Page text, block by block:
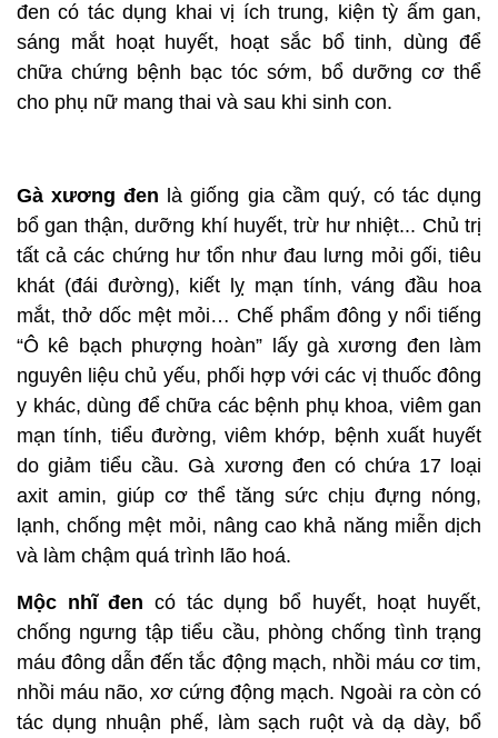
đen có tác dụng khai vị ích trung, kiện tỳ ấm gan,
sáng mắt hoạt huyết, hoạt sắc bổ tinh, dùng để
chữa chứng bệnh bạc tóc sớm, bổ dưỡng cơ thể
cho phụ nữ mang thai và sau khi sinh con.
Gà xương đen là giống gia cầm quý, có tác dụng
bổ gan thận, dưỡng khí huyết, trừ hư nhiệt... Chủ trị
tất cả các chứng hư tổn như đau lưng mỏi gối, tiêu
khát (đái đường), kiết lỵ mạn tính, váng đầu hoa
mắt, thở dốc mệt mỏi… Chế phẩm đông y nổi tiếng
“Ô kê bạch phượng hoàn” lấy gà xương đen làm
nguyên liệu chủ yếu, phối hợp với các vị thuốc đông
y khác, dùng để chữa các bệnh phụ khoa, viêm gan